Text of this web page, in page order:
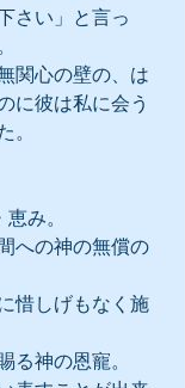
さい」と言っ
関心の壁の、は
に彼は私に会う
。
み。
への神の無償の
惜しげもなく施
る神の恩寵。